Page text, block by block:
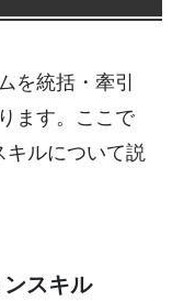
を統括・牽引
ます。ここで
キルについて説
スキル